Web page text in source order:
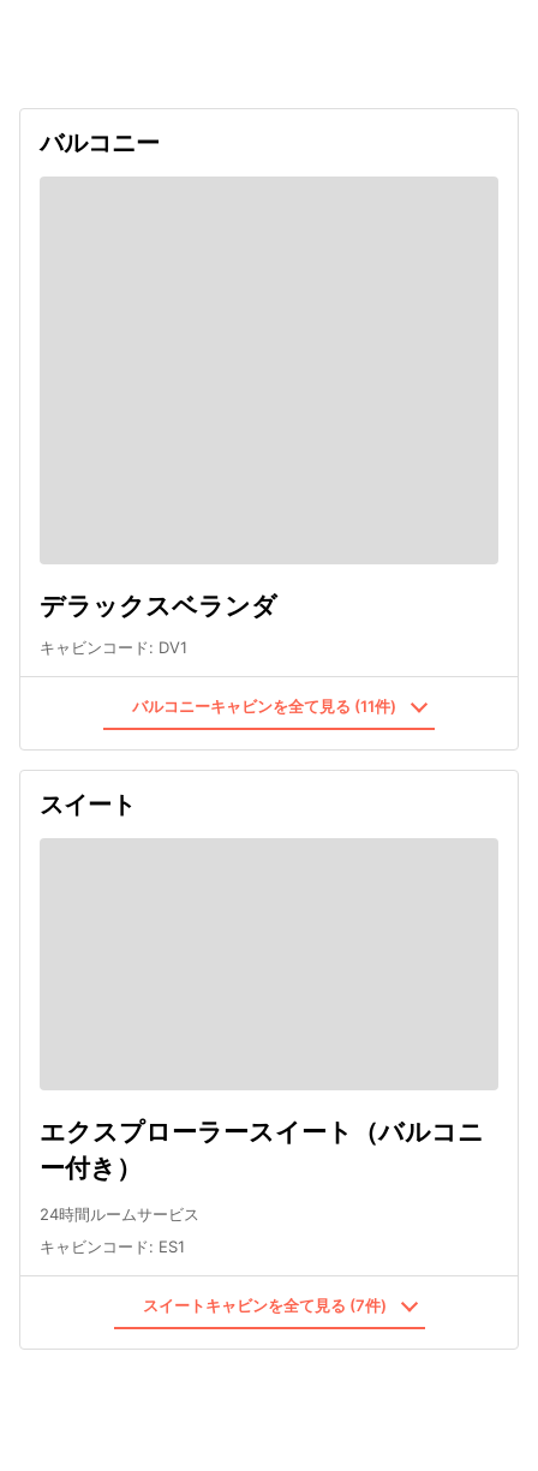
バルコニー
デラックスベランダ
キャビンコード: DV1
バルコニーキャビンを全て見る (11件)
スイート
エクスプローラースイート（バルコニ
ー付き）
24時間ルームサービス
キャビンコード: ES1
スイートキャビンを全て見る (7件)